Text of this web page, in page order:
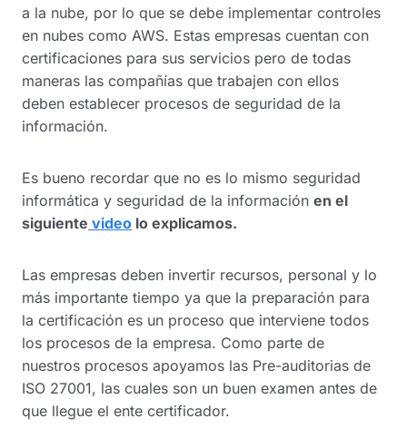
a la nube, por lo que se debe implementar controles
en nubes como AWS. Estas empresas cuentan con
certificaciones para sus servicios pero de todas
maneras las compañías que trabajen con ellos
deben establecer procesos de seguridad de la
información.
Es bueno recordar que no es lo mismo seguridad
informática y seguridad de la información en el
siguiente video lo explicamos.
Las empresas deben invertir recursos, personal y lo
más importante tiempo ya que la preparación para
la certificación es un proceso que interviene todos
los procesos de la empresa. Como parte de
nuestros procesos apoyamos las Pre-auditorias de
ISO 27001, las cuales son un buen examen antes de
que llegue el ente certificador.